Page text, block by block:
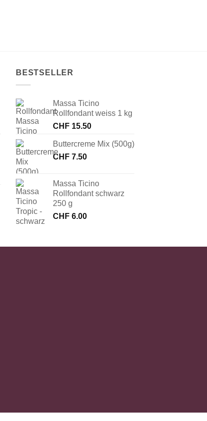
BESTSELLER
Massa Ticino
Rollfondant weiss 1 kg
CHF 15.50
Buttercreme Mix (500g)
CHF 7.50
Massa Ticino
Rollfondant schwarz
250 g
CHF 6.00